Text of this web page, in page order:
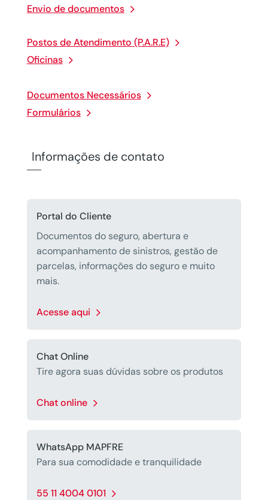
Envio de documentos
Postos de Atendimento (P.A.R.E)
Oficinas
Documentos Necessários
Formulários
Informações de contato
Portal do Cliente
Documentos do seguro, abertura e
acompanhamento de sinistros, gestão de
parcelas, informações do seguro e muito
mais.
Acesse aqui
Chat Online
Tire agora suas dúvidas sobre os produtos
Chat online
WhatsApp MAPFRE
Para sua comodidade e tranquilidade
55 11 4004 0101